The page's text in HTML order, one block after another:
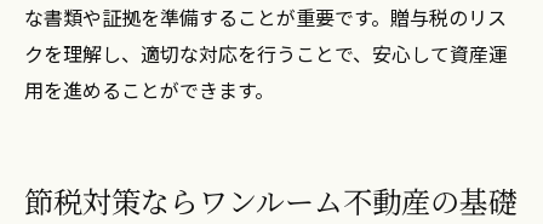
な書類や証拠を準備することが重要です。贈与税のリス
クを理解し、適切な対応を行うことで、安心して資産運
用を進めることができます。
節税対策ならワンルーム不動産の基礎